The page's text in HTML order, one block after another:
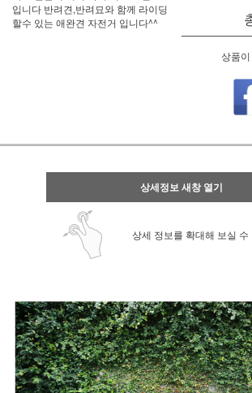
입니다 반려견,반려묘와 함께 라이딩
할수 있는 애완견 자전거 입니다^^
상품
상세정보 새창 열기
상세 정보를 확대해 보실 수